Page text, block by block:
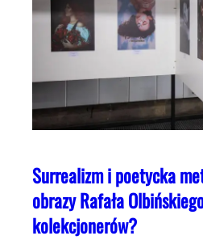
Surrealizm i poetycka
obrazy Rafała
kolekcjonerów?